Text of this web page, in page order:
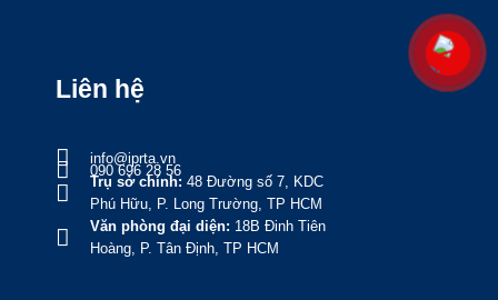
Liên hệ
info@iprta.vn
090 696 28 56
Trụ sở chính: 48 Đường số 7, KDC
Phú Hữu, P. Long Trường, TP HCM
Văn phòng đại diện: 18B Đinh Tiên
Hoàng, P. Tân Định, TP HCM